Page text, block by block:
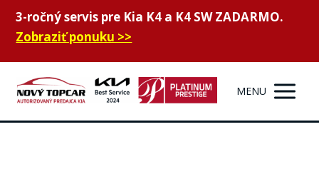
3-ročný servis pre Kia K4 a K4 SW ZADARMO.
Zobraziť ponuku >>
MENU